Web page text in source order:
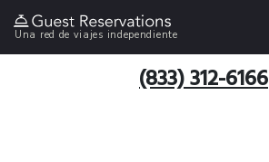
Una red de viajes independiente
(833) 312-6166